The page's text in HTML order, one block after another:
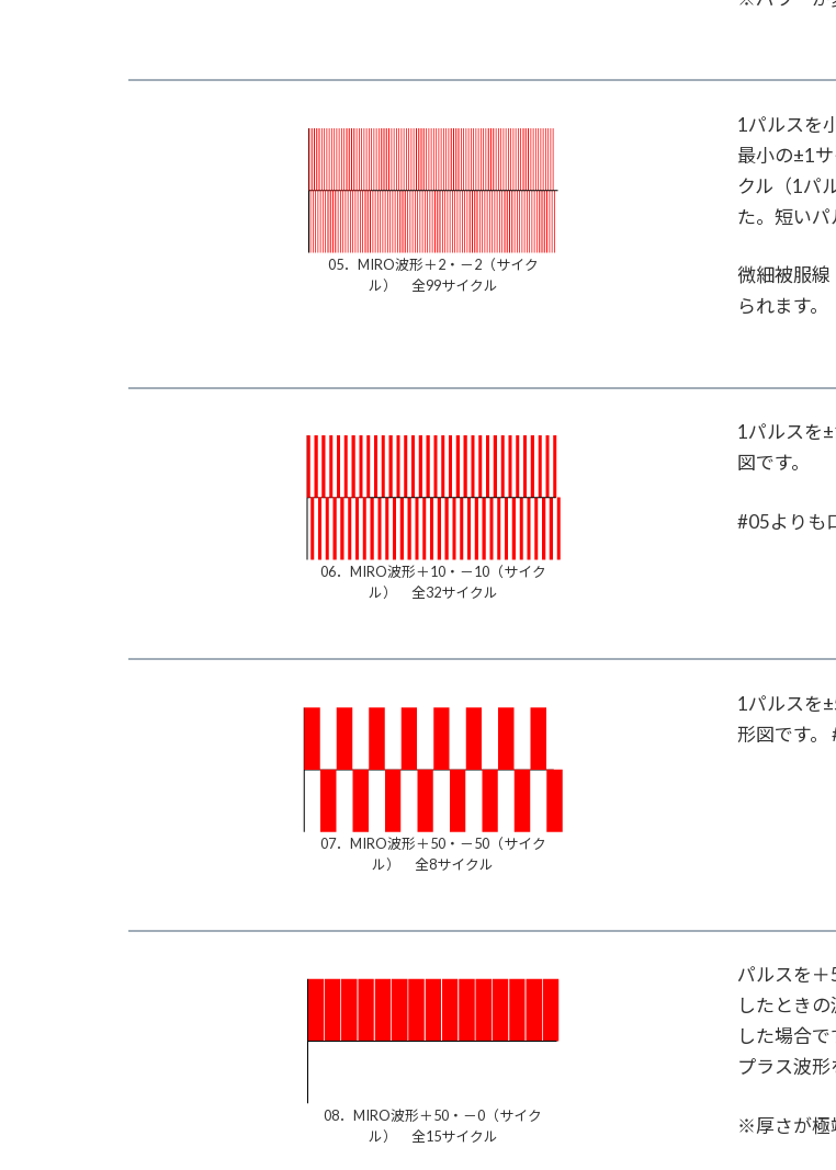
05．MIRO波形＋2・－2（サイク
ル） 全99サイクル
1パルスを
最小の±1
クル（1パ
た。短いパ
微細被服
られます。
06．MIRO波形＋10・－10（サイク
ル） 全32サイクル
1パルスを
図です。
#05よりも
07．MIRO波形＋50・－50（サイク
ル） 全8サイクル
1パルスを
形図です。
08．MIRO波形＋50・－0（サイク
ル） 全15サイクル
パルスを
したとき
した場合
プラス波形
※厚さが極